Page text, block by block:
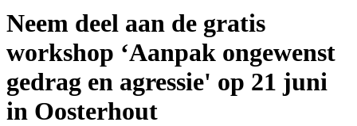
Neem deel aan de gratis
workshop ‘Aanpak ongewenst
gedrag en agressie' op 21 juni
in Oosterhout